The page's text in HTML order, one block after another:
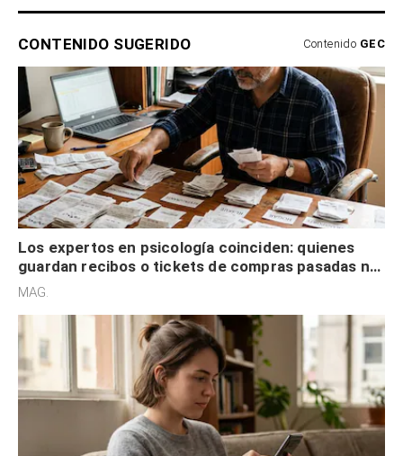
CONTENIDO SUGERIDO Contenido GEC
Los expertos en psicología coinciden: quienes
guardan recibos o tickets de compras pasadas no
son acumuladores, sino que tienen necesidad de
MAG.